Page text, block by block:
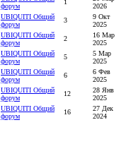
форум
2026
UBIQUITI Общий
форум
3
9 Окт
2025
UBIQUITI Общий
форум
2
16 Мар
2025
UBIQUITI Общий
форум
5
5 Мар
2025
UBIQUITI Общий
форум
6
6 Фев
2025
UBIQUITI Общий
форум
12
28 Янв
2025
UBIQUITI Общий
форум
16
27 Дек
2024